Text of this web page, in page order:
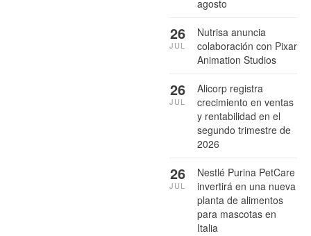
agosto
Nutrisa anuncia
colaboración con Pixar
Animation Studios
26
JUL
Alicorp registra
crecimiento en ventas
y rentabilidad en el
segundo trimestre de
2026
26
JUL
Nestlé Purina PetCare
invertirá en una nueva
planta de alimentos
para mascotas en
Italia
26
JUL